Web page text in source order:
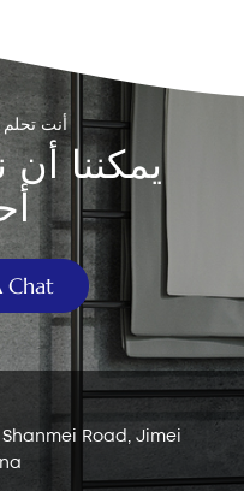
مما إذا كان صمام
العلامات الواضحة التي
المرحاض - إن صوت الماء
صحيح. عمليات التنظيف
التنظيف تؤدي الغرض، فقد
إلى المرحاض - انظر عن
عندما لم يتم سحب
صمام السحب. التآكل
إلى الغطاء. إذا
استبداله. يمكن أن
الجالونات من المياه
كم مرة يجب استبدال
الرئيسي: كم مرة يجب
إليك متى يجب عليك
في منطقة ذات مياه
أنت
يمكننا
Chat
Shanmei Road, Jimei